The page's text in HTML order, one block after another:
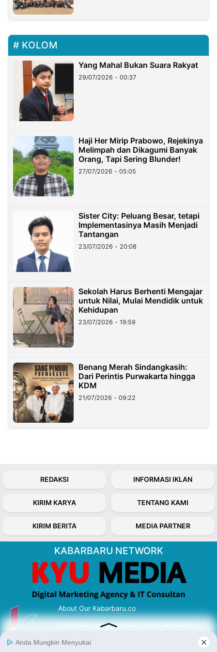
KOLOM
Yang Mahal Bukan Suara Rakyat
29/07/2026 - 00:37
Haji Her Mirip Prabowo, Rejekinya
Melimpah dan Dikagumi Banyak
Orang, Tapi Sering Blunder!
27/07/2026 - 05:05
Sister City: Peluang Besar, tetapi
Implementasinya Masih Menjadi
Tantangan
23/07/2026 - 20:08
Sekolah Harus Berhenti Mengajar
untuk Nilai, Mulai Mendidik untuk
Kehidupan
23/07/2026 - 19:59
Benang Merah Sindangkasih:
Dari Perintis Purwakarta hingga
KDM
21/07/2026 - 09:22
REDAKSI INFORMASI IKLAN
KIRIM KARYA TENTANG KAMI
KIRIM BERITA MEDIA PARTNER
KABARBARU NETWORK
About Our Kabarbaru.co
Kabarbaru.co menyajikan berita aktual dan
serta terverifikasi dari sumber yang tepat.